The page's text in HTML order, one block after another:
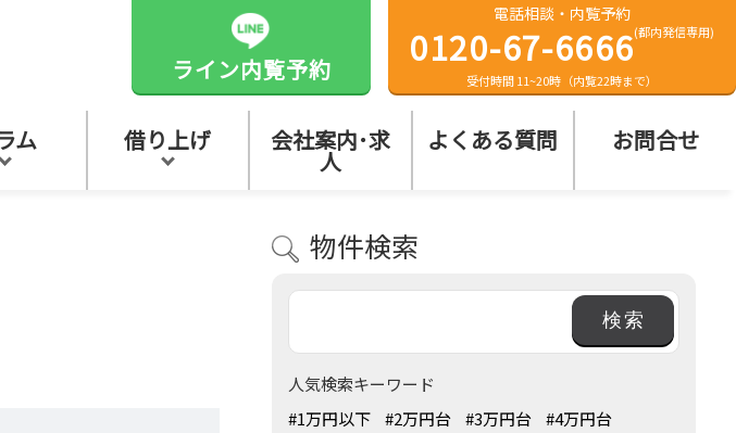
ライン内覧予約
電話相談・内覧予約
0120-67-6666(都内発信専用)
受付時間 11~20時（内覧22時まで）
ム 借り上げ 会社案内･求
人
よくある質問 お問合せ
物件検索
人気検索キーワード
#1万円以下
#2万円台 #3万円台
#4万円台